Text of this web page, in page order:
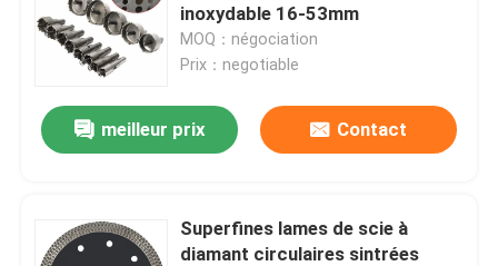
inoxydable 16-53mm
MOQ：négociation
Prix：negotiable
meilleur prix Contact
Superfines lames de scie à
diamant circulaires sintrées